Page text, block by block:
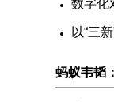
以“三